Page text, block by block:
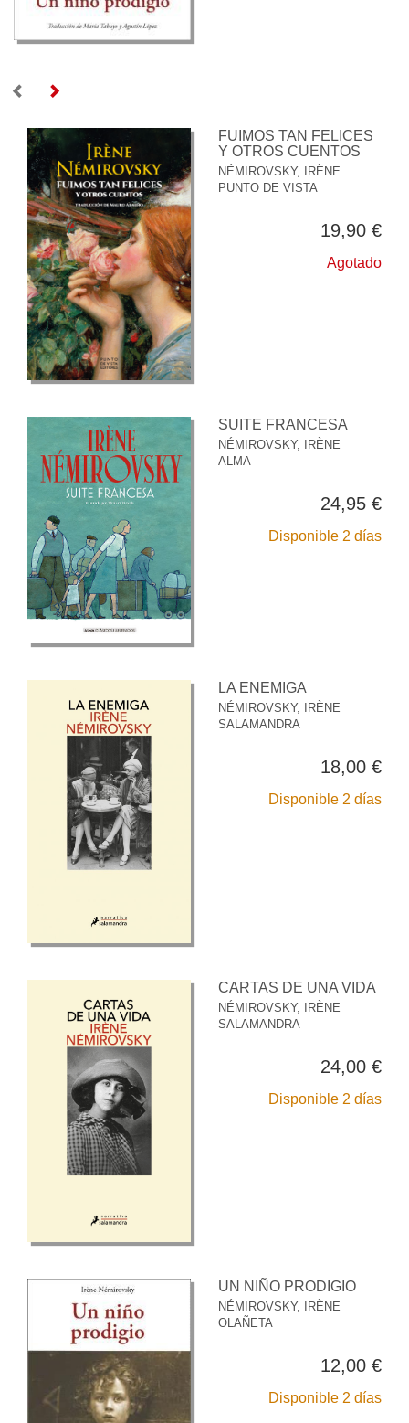
FUIMOS TAN FELICES
Y OTROS CUENTOS
NÉMIROVSKY, IRÈNE
PUNTO DE VISTA
19,90 €
Agotado
SUITE FRANCESA
NÉMIROVSKY, IRÈNE
ALMA
24,95 €
Disponible 2 días
LA ENEMIGA
NÉMIROVSKY, IRÈNE
SALAMANDRA
18,00 €
Disponible 2 días
CARTAS DE UNA VIDA
NÉMIROVSKY, IRÈNE
SALAMANDRA
24,00 €
Disponible 2 días
UN NIÑO PRODIGIO
NÉMIROVSKY, IRÈNE
OLAÑETA
12,00 €
Disponible 2 días